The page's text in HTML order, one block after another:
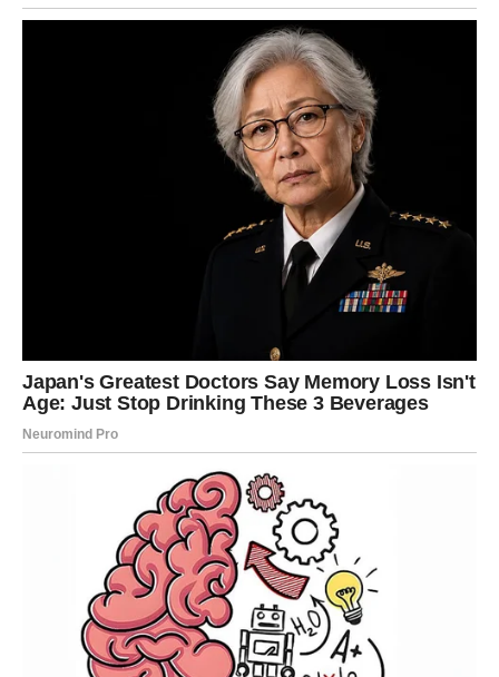
Pred vama su dani tokom kojih ćete jasno vidjeti ko vam
Jedna istina sada mijenja vaš pogled na ljude oko vas.
Karma vam otvara oči
Pred vama su veoma važni trenuci.
Zvijezde vam donose veoma emotivan i sudbinski period.
Ljubav koja je dugo bila nejasna sada konačno dobija
pravi odgovor.